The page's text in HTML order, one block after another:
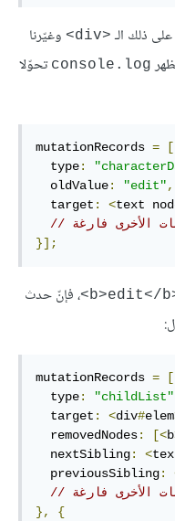
ذلك الـ <div>
وغيّرنا
console.log تحوّلا
mutationRecords =
  type
:
  oldValue
: "edit",
  target
: <text
اﻷخرى فارغة
}];
، فإنّ حدث
mutationRecords =
  type
: "childList"
  target
: <div#elem
  removedNodes
: [<b
  nextSibling
: <
  previousSibling
:
اﻷخرى فارغة
},
{